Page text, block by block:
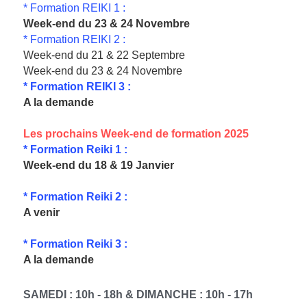
* Formation REIKI 1 :
Week-end du 23 & 24 Novembre
* Formation REIKI 2 :
Week-end du 21 & 22 Septembre
Week-end du 23 & 24 Novembre
* Formation REIKI 3 :
A la demande
Les prochains Week-end de formation 2025
* Formation Reiki 1 :
Week-end du 18 & 19 Janvier
* Formation Reiki 2 :
A venir
* Formation Reiki 3 :
A la demande
SAMEDI : 10h - 18h & DIMANCHE : 10h - 17h